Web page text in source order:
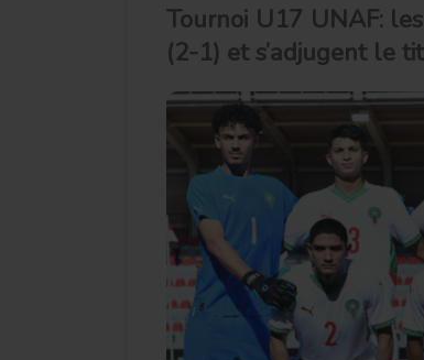
Tournoi U17 UNAF:
(2-1) et s’adjugent le